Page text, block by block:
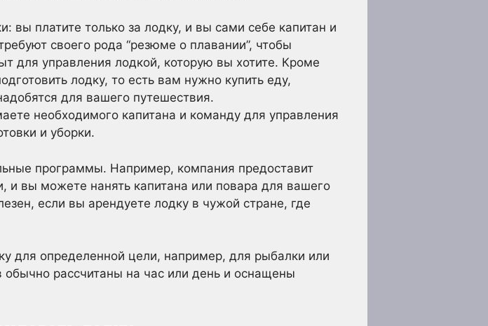
вы платите только за лодку, и вы сами себе капитан и
своего рода “резюме о плавании”, чтобы
для управления лодкой, которую вы хотите. Кроме
лодку, то есть вам нужно купить еду,
для вашего путешествия.
необходимого капитана и команду для управления
и уборки.
программы. Например, компания предоставит
и вы можете нанять капитана или повара для вашего
если вы арендуете лодку в чужой стране, где
для определенной цели, например, для рыбалки или
рассчитаны на час или день и оснащены